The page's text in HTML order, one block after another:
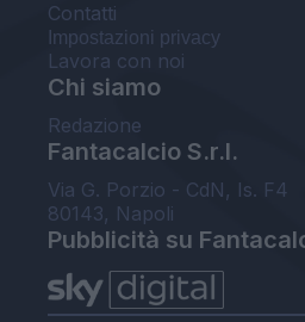
Contatti
Impostazioni privacy
Lavora con noi
Chi siamo
Redazione
Fantacalcio S.r.l.
Via G. Porzio - CdN, Is. F4
80143, Napoli
Pubblicità su